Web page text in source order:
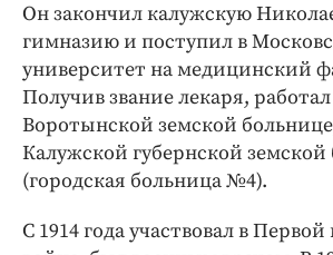
Он закончил калужскую
гимназию и поступил в
университет на медицинский
Получив звание лекаря,
Воротынской земской
Калужской губернской земской
(городская больница №4).
С 1914 года участвовал в